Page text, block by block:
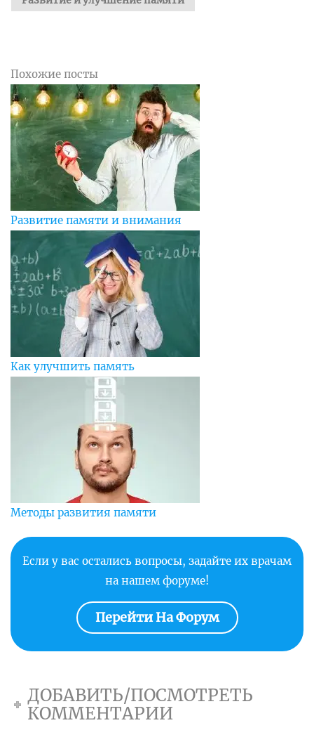
Похожие посты
Развитие памяти и внимания
Как улучшить память
Методы развития памяти
Если у вас остались вопросы, задайте их врачам
на нашем форуме!
Перейти На Форум
ДОБАВИТЬ/ПОСМОТРЕТЬ
КОММЕНТАРИИ